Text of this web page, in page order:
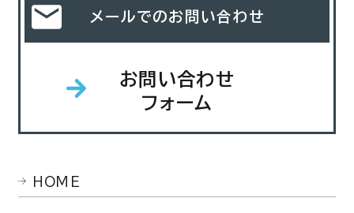
メールでのお問い合わせ
お問い合わせ
フォーム
HOME